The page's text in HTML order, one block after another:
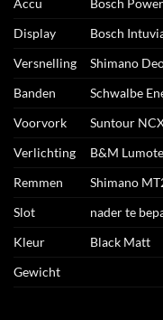
Display
Bosch
Versnelling
Shimano
Banden
Schwalbe
Voorvork
Suntour
Verlichting
B&M
Remmen
Shimano
Slot
nader te
Kleur
Black Matt
Gewicht